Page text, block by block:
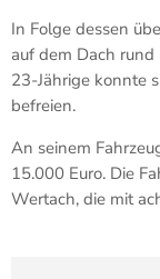
In Folge dessen
auf dem Dach
23-Jährige konnte
befreien.
An seinem
15.000 Euro. Die
Wertach, die mit